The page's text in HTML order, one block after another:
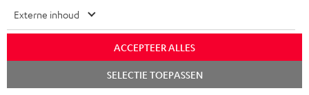
s
p
i
n
o
g
s
o
n
Hier vind jeVeelgestelde vragen
Storefinder
Externe inhoud
ACCEPTEER ALLES
SELECTIE TOEPASSEN